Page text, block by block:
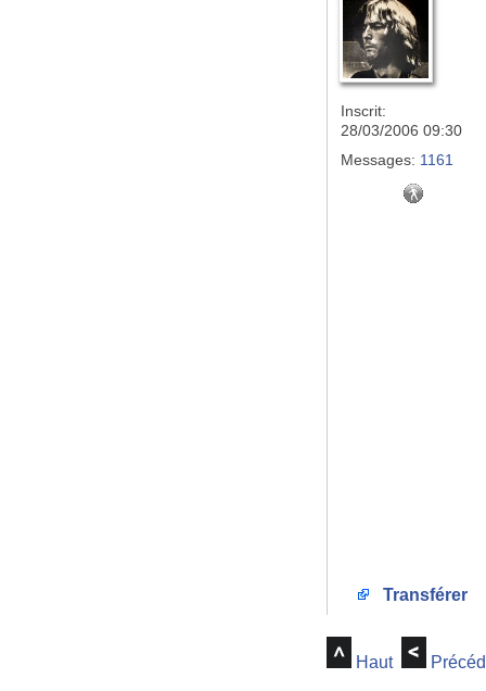
Inscrit:
28/03/2006 09:30
Messages: 1161
Transférer
Haut